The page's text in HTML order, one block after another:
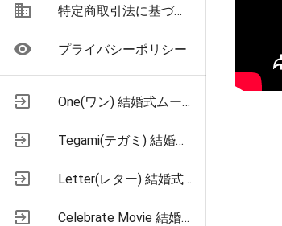
business 特定商取引法に基づく表示
remove_red_eye プライバシーポリシー
exit_to_app One(ワン) 結婚式ムービー格安制作
exit_to_app Tegami(テガミ) 結婚式お手紙ムービー制作
exit_to_app Letter(レター) 結婚式お手紙ムービー制作
exit_to_app Celebrate Movie 結婚式プロフィールムービー制作